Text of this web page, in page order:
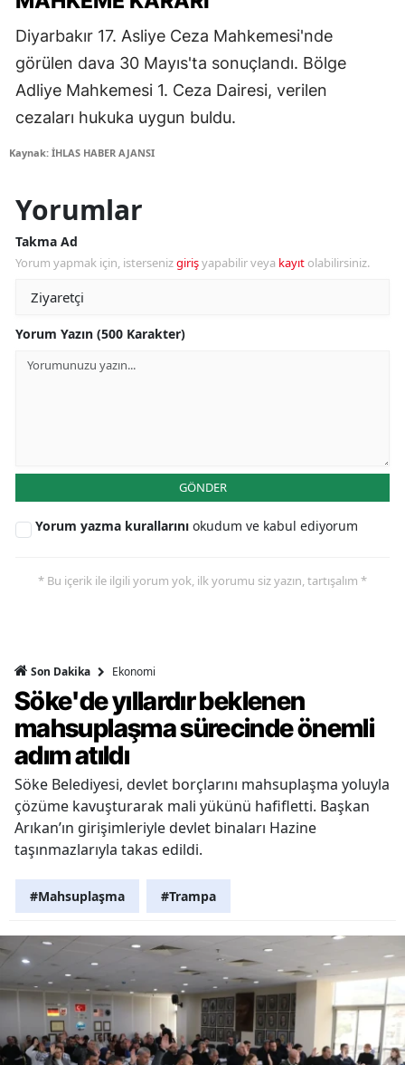
Diyarbakır 17. Asliye Ceza Mahkemesi'nde
görülen dava 30 Mayıs'ta sonuçlandı. Bölge
Adliye Mahkemesi 1. Ceza Dairesi, verilen
cezaları hukuka uygun buldu.
Kaynak: İHLAS HABER AJANSI
Yorumlar
Takma Ad
Yorum yapmak için, istersenizgirişyapabilir veya kayıt olabilirsiniz.
Yorum Yazın (500 Karakter)
GÖNDER
Yorum yazma kurallarını okudum ve kabul ediyorum
* Bu içerik ile ilgili yorum yok, ilk yorumu siz yazın, tartışalım *
Son Dakika Ekonomi
Söke'de yıllardır beklenen
mahsuplaşma sürecinde önemli
adım atıldı
Söke Belediyesi, devlet borçlarını mahsuplaşma yoluyla
çözüme kavuşturarak mali yükünü hafifletti. Başkan
Arıkan’ın girişimleriyle devlet binaları Hazine
taşınmazlarıyla takas edildi.
#Mahsuplaşma #Trampa